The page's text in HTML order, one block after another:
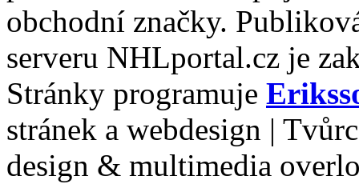
obchodní značky.
serveru NHLportal.cz je
Stránky programuje
stránek a webdesign |
design & multimedia